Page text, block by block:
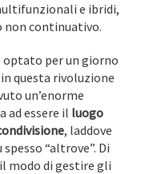
e ibridi,
non continuativo.
optato per un giorno
questa rivoluzione
un’enorme
ad essere il luogo
, laddove
“altrove”. Di
modo di gestire gli